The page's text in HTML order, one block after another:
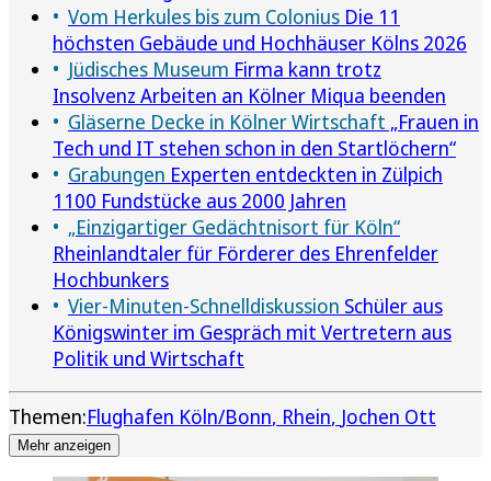
Vom Herkules bis zum Colonius Die 11
höchsten Gebäude und Hochhäuser Kölns 2026
Jüdisches Museum Firma kann trotz
Insolvenz Arbeiten an Kölner Miqua beenden
Gläserne Decke in Kölner Wirtschaft „Frauen in
Tech und IT stehen schon in den Startlöchern“
Grabungen Experten entdeckten in Zülpich
1100 Fundstücke aus 2000 Jahren
„Einzigartiger Gedächtnisort für Köln“
Rheinlandtaler für Förderer des Ehrenfelder
Hochbunkers
Vier-Minuten-Schnelldiskussion Schüler aus
Königswinter im Gespräch mit Vertretern aus
Politik und Wirtschaft
Themen:Flughafen Köln/Bonn Rhein Jochen Ott
Mehr anzeigen